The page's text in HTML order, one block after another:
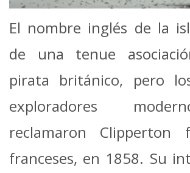
El nombre inglés de la
de una tenue
pirata británico, pero
exploradores
reclamaron Clipperton
franceses, en 1858. Su